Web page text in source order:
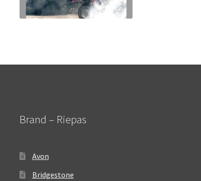
Brand – Riepas
Avon
Bridgestone